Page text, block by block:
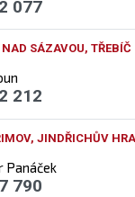
077
SÁZAVOU, TŘEBÍČ
212
Panáček
JINDŘICHŮV
790